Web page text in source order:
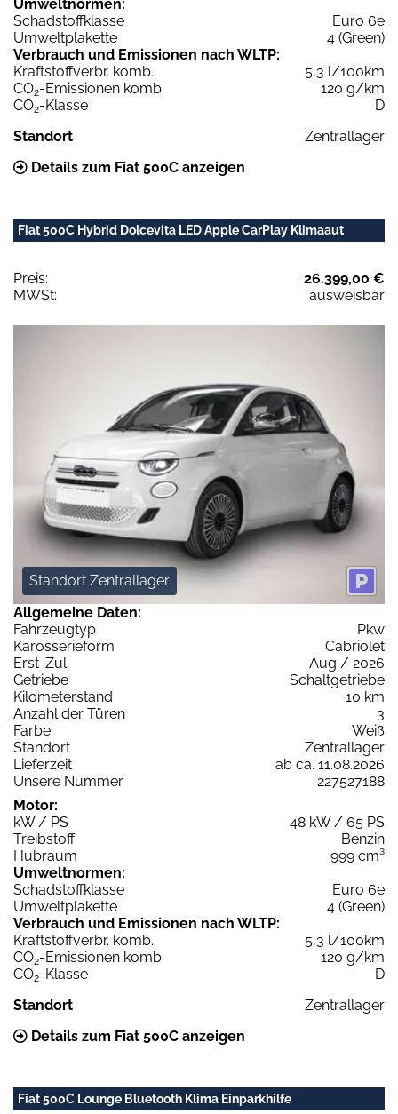
Umweltnormen:
Schadstoffklasse
Euro 6e
Umweltplakette
4 (Green)
Verbrauch und Emissionen nach WLTP:
Kraftstoffverbr. komb.
5,3 l/100km
CO2-Emissionen komb.
120 g/km
CO2-Klasse
D
Standort
Zentrallager
Details zum Fiat 500C anzeigen
Fiat 500C Hybrid Dolcevita LED Apple CarPlay Klimaaut
Preis:
26.399,00 €
MWSt:
ausweisbar
Standort Zentrallager
Allgemeine Daten:
Fahrzeugtyp
Pkw
Karosserieform
Cabriolet
Erst-Zul.
Aug / 2026
Getriebe
Schaltgetriebe
Kilometerstand
10 km
Anzahl der Türen
3
Farbe
Weiß
Standort
Zentrallager
Lieferzeit
ab ca. 11.08.2026
Unsere Nummer
227527188
Motor:
kW / PS
48 kW / 65 PS
Treibstoff
Benzin
Hubraum
999 cm³
Umweltnormen:
Schadstoffklasse
Euro 6e
Umweltplakette
4 (Green)
Verbrauch und Emissionen nach WLTP:
Kraftstoffverbr. komb.
5,3 l/100km
CO2-Emissionen komb.
120 g/km
CO2-Klasse
D
Standort
Zentrallager
Details zum Fiat 500C anzeigen
Fiat 500C Lounge Bluetooth Klima Einparkhilfe